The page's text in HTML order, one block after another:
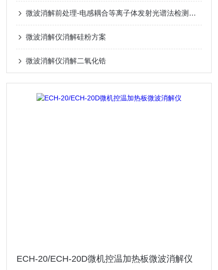
微波消解前处理-电感耦合等离子体发射光谱法检测异戊橡胶中钛含量
微波消解仪消解硅粉方案
微波消解仪消解二氧化锆
ECH-20/ECH-20D微机控温加热板微波消解仪